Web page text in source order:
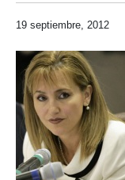
19 septiembre, 2012